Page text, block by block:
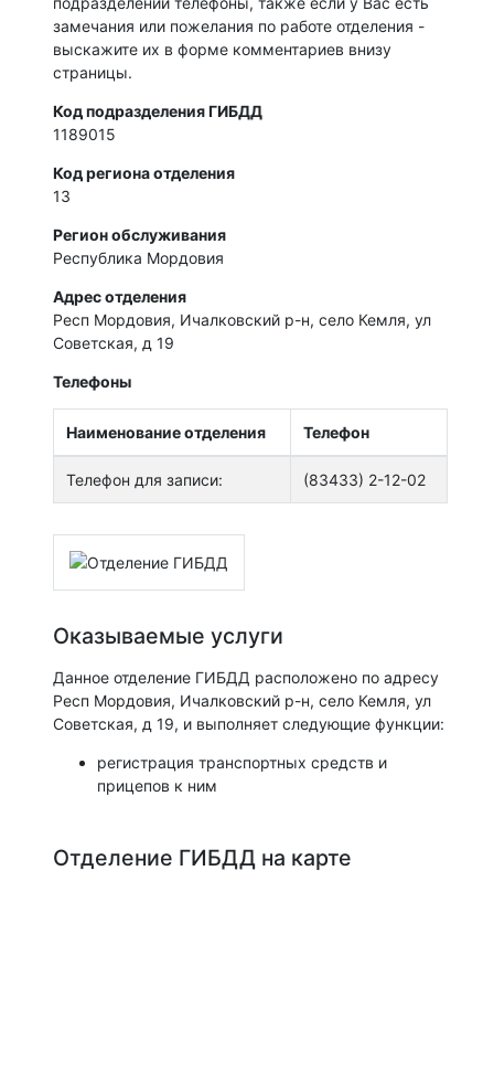
замечания или пожелания по работе отделения -
выскажите их в форме комментариев внизу
страницы.
Код подразделения ГИБДД
1189015
Код региона отделения
13
Регион обслуживания
Республика Мордовия
Адрес отделения
Респ Мордовия, Ичалковский р-н, село Кемля, ул
Советская, д 19
Телефоны
Наименование отделения Телефон
Телефон для записи: (83433) 2-12-02
Оказываемые услуги
Данное отделение ГИБДД расположено по адресу
Респ Мордовия, Ичалковский р-н, село Кемля, ул
Советская, д 19, и выполняет следующие функции:
регистрация транспортных средств и
прицепов к ним
Отделение ГИБДД на карте